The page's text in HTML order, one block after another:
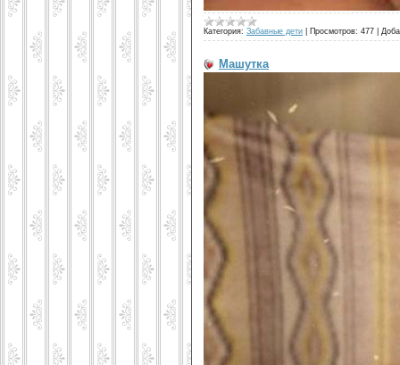
Категория: Забавные дети Просмотров: 477
Машутка